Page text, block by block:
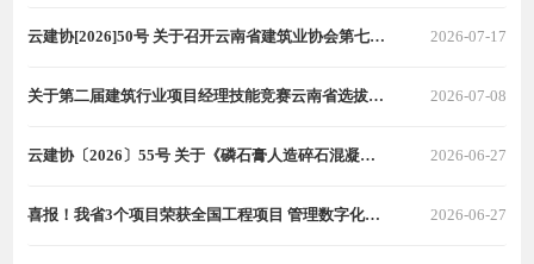
云建协[2026]50号 关于召开云南省建筑业协会第七届第四次监事会的通知 2026-07-17
关于第二届建筑行业项目经理技能竞赛云南省选拔赛的补充通知 2026-07-08
云建协〔2026〕55号 关于《磷石膏人造碎石混凝土应用技术规程》、《磷石膏人造碎石基层材料应用技术规程》两项团体标准征求意见的通知 2026-06-27
喜报！我省3个项目荣获全国工程项目 管理数字化竞赛大奖 2026-06-27